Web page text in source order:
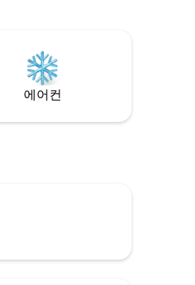
에어컨